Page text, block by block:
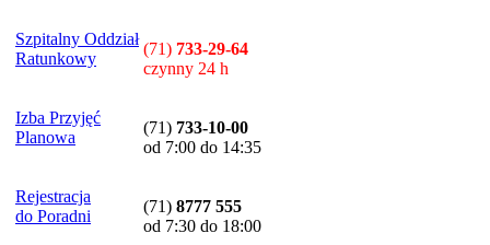
Szpitalny Oddział
Ratunkowy
(71) 733-29-64
czynny 24 h
Izba Przyjęć
Planowa
(71) 733-10-00
od 7:00 do 14:35
Rejestracja
do Poradni
(71) 8777 555
od 7:30 do 18:00